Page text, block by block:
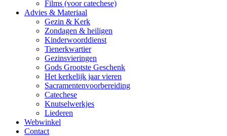
Films (voor catechese)
Advies & Materiaal
Gezin & Kerk
Zondagen & heiligen
Kinderwoorddienst
Tienerkwartier
Gezinsvieringen
Gods Grootste Geschenk
Het kerkelijk jaar vieren
Sacramentenvoorbereiding
Catechese
Knutselwerkjes
Liederen
Webwinkel
Contact